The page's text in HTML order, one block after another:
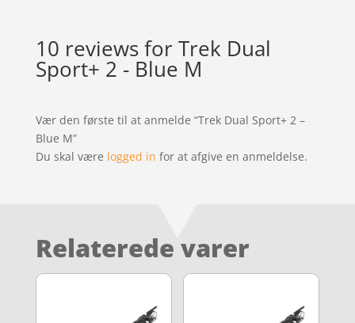
10 reviews forTrek Dual
Sport+ 2 - Blue M
Vær den første til at anmelde “Trek Dual Sport+ 2 –
Blue M”
Du skal være logged in for at afgive en anmeldelse.
Relaterede varer